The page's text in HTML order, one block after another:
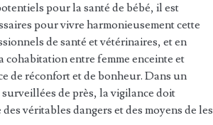
pour la santé de bébé, il est
pour vivre harmonieusement cette
de santé et vétérinaires, et en
cohabitation entre femme enceinte et
de réconfort et de bonheur. Dans un
de près, la vigilance doit
véritables dangers et des moyens de les